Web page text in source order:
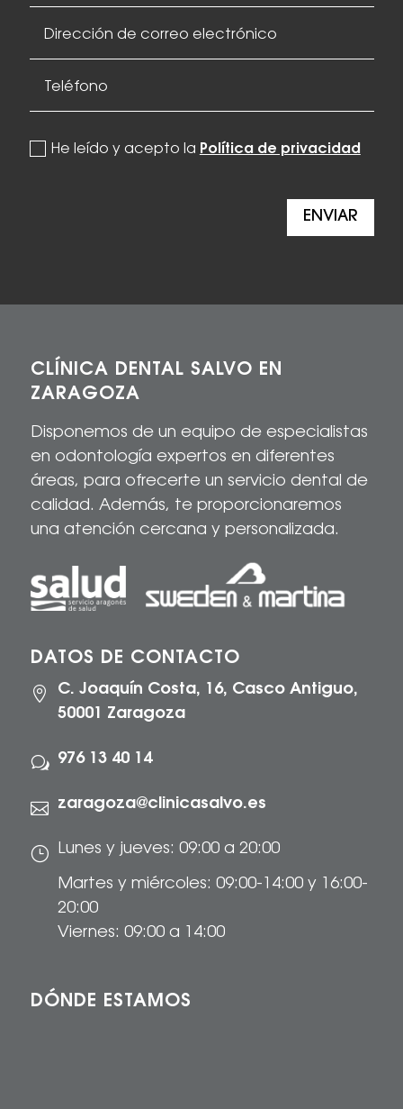
He leído y acepto la Política de privacidad
ENVIAR
CLÍNICA DENTAL SALVO EN
ZARAGOZA
Disponemos de un equipo de especialistas
en odontología expertos en diferentes
áreas, para ofrecerteun servicio dental de
calidad. Además, te proporcionaremos
una atención cercana y personalizada.
DATOS DE CONTACTO

C. Joaquín Costa, 16, Casco Antiguo,
50001 Zaragoza
w 976 13 40 14
 zaragoza@clinicasalvo.es
} Lunes y jueves: 09:00 a 20:00
Martes y miércoles: 09:00-14:00 y 16:00-
20:00
Viernes: 09:00 a 14:00
DÓNDE ESTAMOS